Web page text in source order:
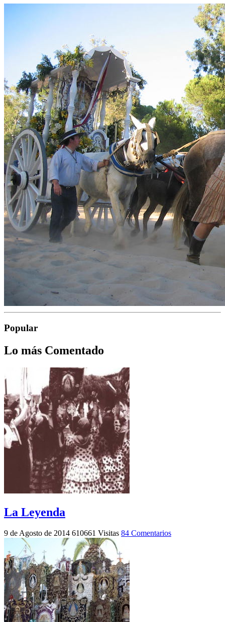
Popular
Lo más Comentado
La Leyenda
9 de Agosto de 2014 610661 Visitas 84 Comentarios